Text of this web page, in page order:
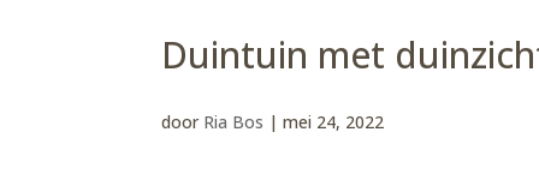
Duintuin met
door Ria Bos |mei 24, 2022